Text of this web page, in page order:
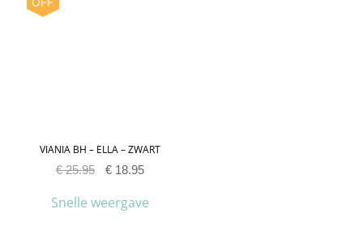
VIANIA BH – ELLA – ZWART
€25.95 €18.95
Snelle weergave